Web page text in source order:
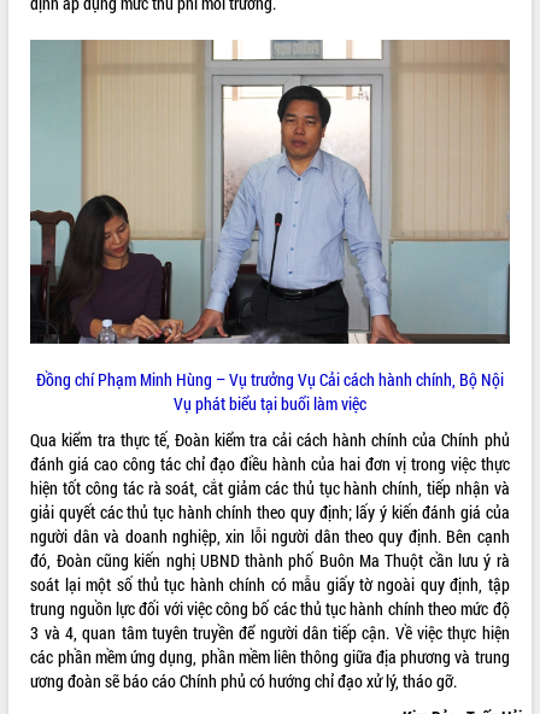
công tác cải cách thủ tục hành chính
tại Trung tâm Phục vụ hành chính
Đắk Lắk: Tôn vinh 46 giải pháp tại Hội
Đắk Lắk rà soát, điều chỉnh Đề án 190
về phát triển nuôi trồng thủy sản
Phó Chủ tịch UBND tỉnh Đắk Lắk
Trương Công Thái kiểm tra thực địa
Dự án cao tốc Khánh Hòa - Buôn Ma
Thuột
Định vị cà phê Việt Nam như một “di
Xây dựng nông thôn mới: Nâng cao đời
sống người dân từ những mô hình thiết
thực
Quyết liệt tháo gỡ vướng mắc, đẩy
nhanh tiến độ các dự án trọng điểm
trong Khu kinh tế Nam Phú Yên
Hòn Yến phát triển du lịch gắn với bảo
tồn biển
Lấy ý kiến điều chỉnh Quy hoạch tỉnh
Đắk Lắk thời kỳ 2021-2030, tầm nhìn
đến năm 2050
Phát động chiến dịch 30 ngày đêm
Đồng chí Phạm Minh Hùng – Vụ trưởng Vụ Cải cách hành chính, Bộ Nội
Vụ phát biểu tại buổi làm việc
Qua kiểm tra thực tế, Đoàn kiểm tra cải cách hành chính của Chính phủ
đánh giá cao công tác chỉ đạo điều hành của hai đơn vị trong việc thực
hiện tốt công tác rà soát, cắt giảm các thủ tục hành chính, tiếp nhận và
giải quyết các thủ tục hành chính theo quy định; lấy ý kiến đánh giá của
người dân và doanh nghiệp, xin lỗi người dân theo quy định. Bên cạnh
đó, Đoàn cũng kiến nghị UBND thành phố Buôn Ma Thuột cần lưu ý rà
soát lại một số thủ tục hành chính có mẫu giấy tờ ngoài quy định, tập
trung nguồn lực đối với việc công bố các thủ tục hành chính theo mức độ
3 và 4, quan tâm tuyên truyền để người dân tiếp cận. Về việc thực hiện
các phần mềm ứng dụng, phần mềm liên thông giữa địa phương và trung
ương đoàn sẽ báo cáo Chính phủ có hướng chỉ đạo xử lý, tháo gỡ.